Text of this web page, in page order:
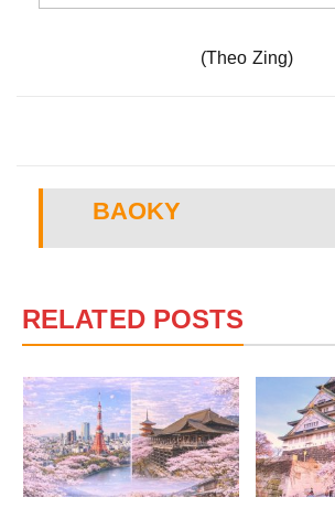
(Theo Zing)
BAOKY
RELATED POSTS